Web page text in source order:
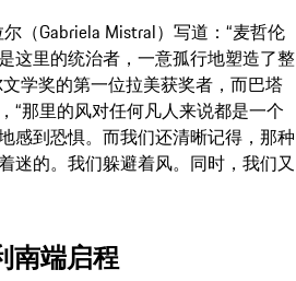
（Gabriela Mistral）写道：“麦哲伦
这里的统治者，一意孤行地塑造了整
学奖的第一位拉美获奖者，而巴塔
“那里的风对任何凡人来说都是一个
感到恐惧。而我们还清晰记得，那种
迷的。我们躲避着风。同时，我们又
南端启程